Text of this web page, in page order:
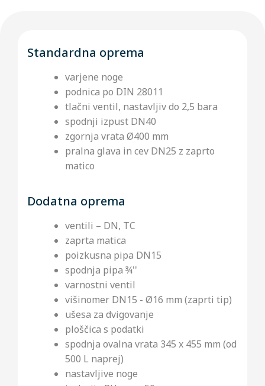
Standardna oprema
varjene noge
podnica po DIN 28011
tlačni ventil, nastavljiv do 2,5 bara
spodnji izpust DN40
zgornja vrata Ø400 mm
pralna glava in cev DN25 z zaprto
matico
Dodatna oprema
ventili – DN, TC
zaprta matica
poizkusna pipa DN15
spodnja pipa ¾''
varnostni ventil
višinomer DN15 - Ø16 mm (zaprti tip)
ušesa za dvigovanje
ploščica s podatki
spodnja ovalna vrata 345 x 455 mm (od
500 L naprej)
nastavljive noge